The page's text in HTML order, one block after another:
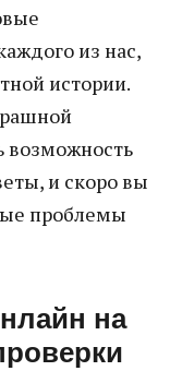
из нас,
истории.
возможность
и скоро вы
проблемы
на